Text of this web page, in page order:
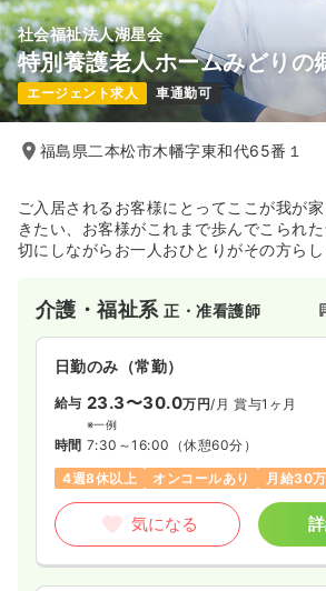
社会福祉法人湖星会
特別養護老人ホームみどりの
エージェント求人 車通勤可
福島県二本松市木幡字東和代65番１
ご入居されるお客様にとってここが我が
きたい、お客様がこれまで歩んでこられ
切にしながらお一人おひとりがその方ら
介護・福祉系正・准看護師
日勤のみ（常勤）
給与 23.3〜30.0万円/月 賞与1ヶ月
※一例
時間 7:30～16:00 （休憩60分）
4週8休以上
オンコールあり 月給30
気になる